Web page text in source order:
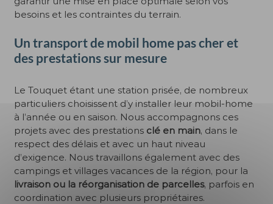
besoins et les contraintes du terrain.
Un transport de mobil home pas cher et
des prestations sur mesure
Le Touquet étant une station prisée, de nombreux
particuliers choisissent d’y installer leur mobil-home
à l’année ou en saison. Nous accompagnons ces
projets avec des prestations clé en main, dans le
respect des délais et avec un haut niveau
d’exigence. Nous travaillons également avec des
campings et villages vacances de la région, pour la
livraison ou la réorganisation de parcelles, parfois en
coordination avec plusieurs propriétaires.